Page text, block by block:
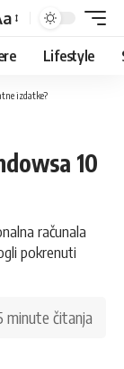
Lifestyle
izdatke?
10
računala
pokrenuti
minute čitanja